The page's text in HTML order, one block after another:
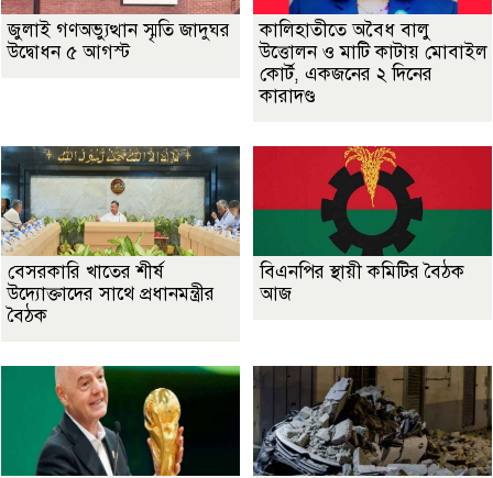
জুলাই গণঅভ্যুত্থান স্মৃতি জাদুঘর
উদ্বোধন ৫ আগস্ট
কালিহাতীতে অবৈধ বালু
উত্তোলন ও মাটি কাটায় মোবাইল
কোর্ট, একজনের ২ দিনের
কারাদণ্ড
বেসরকারি খাতের শীর্ষ
উদ্যোক্তাদের সাথে প্রধানমন্ত্রীর
বৈঠক
বিএনপির স্থায়ী কমিটির বৈঠক
আজ